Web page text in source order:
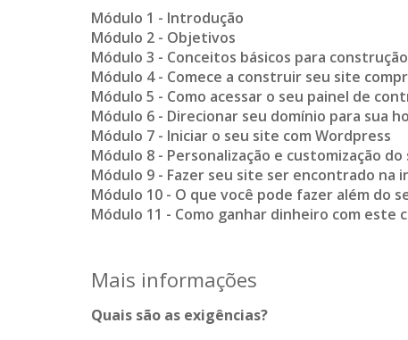
Módulo 1 - Introdução
Módulo 2 - Objetivos
Módulo 3 - Conceitos básicos para
Módulo 4 - Comece a construir seu site
Módulo 5 - Como acessar o seu painel de
Módulo 6 - Direcionar seu domínio para sua
Módulo 7 - Iniciar o seu site com Wordpress
Módulo 8 - Personalização e customização
Módulo 9 - Fazer seu site ser encontrado na
Módulo 10 - O que você pode fazer além do
Módulo 11 - Como ganhar dinheiro com este
Mais informações
Quais são as exigências?